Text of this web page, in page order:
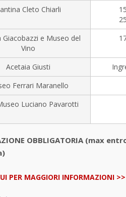
Cleto Chiarli
Giacobazzi e Museo del
Vino
Acetaia Giusti
Ferrari Maranello
Luciano Pavarotti
OBBLIGATORIA (max
PER MAGGIORI INFORMAZIONI >>